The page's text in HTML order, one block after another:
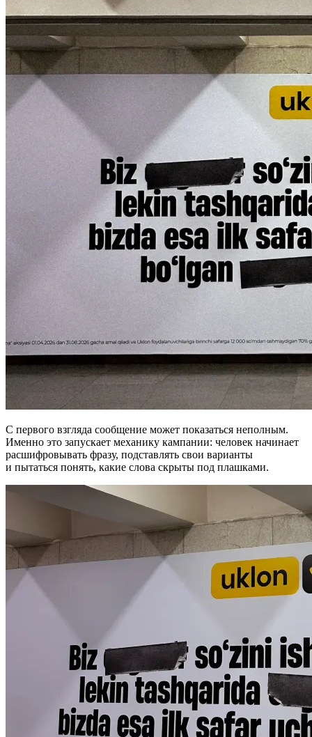
С первого взгляда сообщение может показаться неполным.
Именно это запускает механику кампании: человек начинает
расшифровывать фразу, подставлять свои варианты
и пытаться понять, какие слова скрыты под плашками.